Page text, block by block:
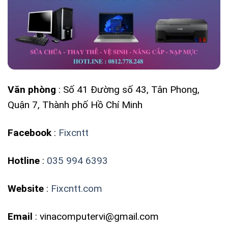
Văn phòng : Số 41 Đường số 43, Tân Phong,
Quận 7, Thành phố Hồ Chí Minh
Facebook: Fixcntt
Hotline : 035 994 6393
Website : Fixcntt.com
Email : vinacomputervi@gmail.com